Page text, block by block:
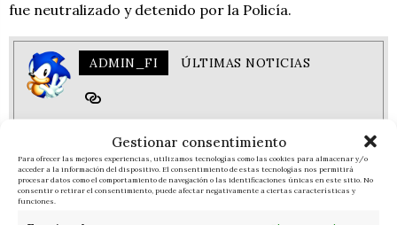
Gestionar consentimiento
Para ofrecer las mejores experiencias, utilizamos tecnologías como las cookies para almacenar y/o
acceder a la información del dispositivo. El consentimiento de estas tecnologías nos permitirá
procesar datos como el comportamiento de navegación o las identificaciones únicas en este sitio. No
consentir o retirar el consentimiento, puede afectar negativamente a ciertas características y
funciones.
fue neutralizado y detenido por la Policía.
ADMIN_FI ÚLTIMAS NOTICIAS
RESPONDER